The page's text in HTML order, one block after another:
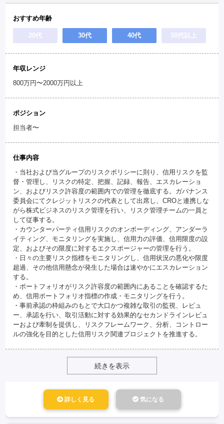
おすすめ年齢
20代 30代 40代 50代以上
年収レンジ
800万円〜2000万円以上
ポジション
担当者〜
仕事内容
・当社および当グループのリスクポリシーに則り、信用リスクを監
督・管理し、リスクの特定、把握、記録、報告、エスカレーショ
ン、およびリスク許容度の範囲内での管理を徹底する。ガバナンス
委員会にてクレジットリスクの代表として出席し、CROと連携しな
がら株式ビジネスのリスク管理を行い、リスク管理チームの一員と
して従事する。
・カウンターパーティ信用リスクのオンボーディング、アンダーラ
イティング、モニタリングを実施し、信用力の評価、信用限度の設
定、およびその限度に対するエクスポージャーの管理を行う。
・日々の主要リスク指標をモニタリングし、信用状況の悪化や限度
超過、その他信用懸念が発生した場合は速やかにエスカレーション
する。
・ポートフォリオがリスク許容度の範囲内にあることを確認するた
め、信用ポートフォリオ指標の作成・モニタリングを行う。
・事前承認の枠組みのもとで大口かつ複雑な取引の監視、レビュ
ー、承認を行い、取引活動に対する効果的なセカンドラインレビュ
ーおよび牽制を提供し、リスクフレームワーク、分析、コントロー
ルの強化を目的とした信用リスク関連プロジェクトを推進する。
続きを表示
詳しく見る 気になる